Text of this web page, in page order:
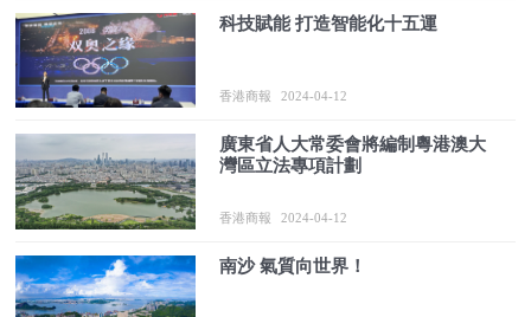
科技賦能 打造智能化十五運
香港商報 2024-04-12
廣東省人大常委會將編制粵港澳大
灣區立法專項計劃
香港商報 2024-04-12
南沙 氣質向世界！